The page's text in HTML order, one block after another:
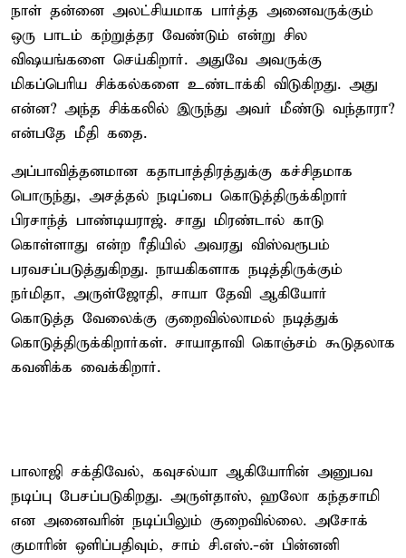
நாள் தன்னை அலட்சியமாக பார்த்த அனைவருக்கும்
ஒரு பாடம் கற்றுத்தர வேண்டும் என்று சில
விஷயங்களை செய்கிறார். அதுவே அவருக்கு
மிகப்பெரிய சிக்கல்களை உண்டாக்கி விடுகிறது. அது
என்ன? அந்த சிக்கலில் இருந்து அவர் மீண்டு வந்தாரா?
என்பதே மீதி கதை.
அப்பாவித்தனமான கதாபாத்திரத்துக்கு கச்சிதமாக
பொருந்து, அசத்தல் நடிப்பை கொடுத்திருக்கிறார்
பிரசாந்த் பாண்டியராஜ். சாது மிரண்டால் காடு
கொள்ளாது என்ற ரீதியில் அவரது விஸ்வரூபம்
பரவசப்படுத்துகிறது. நாயகிகளாக நடித்திருக்கும்
நர்மிதா, அருள்ஜோதி, சாயா தேவி ஆகியோர்
கொடுத்த வேலைக்கு குறைவில்லாமல் நடித்துக்
கொடுத்திருக்கிறார்கள். சாயாதாவி கொஞ்சம் கூடுதலாக
கவனிக்க வைக்கிறார்.
பாலாஜி சக்திவேல், கவுசல்யா ஆகியோரின் அனுபவ
நடிப்பு பேசப்படுகிறது. அருள்தாஸ், ஹலோ கந்தசாமி
என அனைவரின் நடிப்பிலும் குறைவில்லை. அசோக்
குமாரின் ஒளிப்பதிவும், சாம் சி.எஸ்.-ன் பின்னனி